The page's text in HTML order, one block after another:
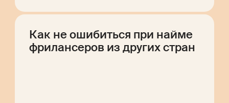
Как не ошибиться при найме
фрилансеров из других стран